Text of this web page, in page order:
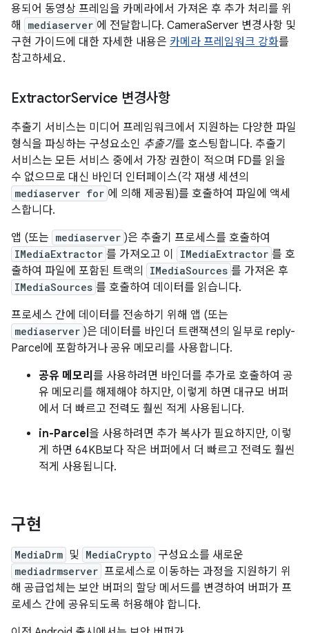
용되어 동영상 프레임을 카메라에서 가져온 후 추가 처리를 위
해
mediaserver 에 전달합니다. CameraServer 변경사항 및
구현 가이드에 대한 자세한 내용은 카메라 프레임워크 강화를
참고하세요.
ExtractorService 변경사항
추출기 서비스는 미디어 프레임워크에서 지원하는 다양한 파일
형식을 파싱하는 구성요소인 추출기를 호스팅합니다. 추출기
서비스는 모든 서비스 중에서 가장 권한이 적으며 FD를 읽을
수 없으므로 대신 바인더 인터페이스(각 재생 세션의
mediaserver for 에 의해 제공됨)를 호출하여 파일에 액세
스합니다.
앱 (또는 mediaserver )은 추출기 프로세스를 호출하여
IMediaExtractor 를 가져오고 이 IMediaExtractor 를 호
출하여 파일에 포함된 트랙의
IMediaSources 를 가져온 후
IMediaSources 를 호출하여 데이터를 읽습니다.
프로세스 간에 데이터를 전송하기 위해 앱 (또는
mediaserver )은 데이터를 바인더 트랜잭션의 일부로 reply-
Parcel에 포함하거나 공유 메모리를 사용합니다.
공유 메모리 를 사용하려면 바인더를 추가로 호출하여 공
유 메모리를 해제해야 하지만, 이렇게 하면 대규모 버퍼
에서 더 빠르고 전력도 훨씬 적게 사용됩니다.
in-Parcel 을 사용하려면 추가 복사가 필요하지만, 이렇
게 하면 64KB보다 작은 버퍼에서 더 빠르고 전력도 훨씬
적게 사용됩니다.
구현
MediaDrm 및 MediaCrypto 구성요소를 새로운
mediadrmserver 프로세스로 이동하는 과정을 지원하기 위
해 공급업체는 보안 버퍼의 할당 메서드를 변경하여 버퍼가 프
로세스 간에 공유되도록 허용해야 합니다.